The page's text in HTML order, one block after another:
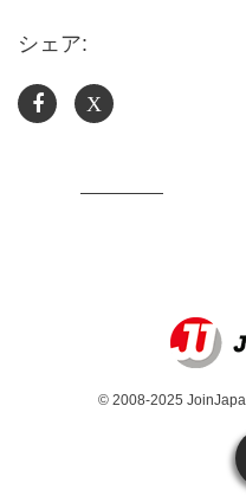
シェア:
X
© 2008-2025